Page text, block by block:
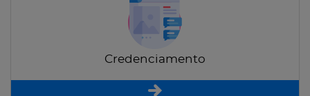
Credenciamento